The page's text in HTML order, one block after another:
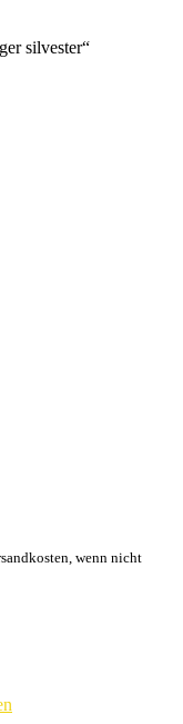
silvester“
wenn nicht